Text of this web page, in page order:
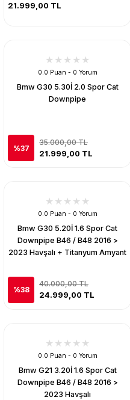
21.999,00 TL
0.0 Puan - 0 Yorum
Bmw G30 5.30İ 2.0 Spor Cat
Downpipe
%37
35.000,00 TL
21.999,00 TL
0.0 Puan - 0 Yorum
Bmw G30 5.20İ 1.6 Spor Cat
Downpipe B46 / B48 2016 >
2023 Havşalı + Titanyum Amyant
%38
40.000,00 TL
24.999,00 TL
0.0 Puan - 0 Yorum
Bmw G21 3.20İ 1.6 Spor Cat
Downpipe B46 / B48 2016 >
2023 Havşalı